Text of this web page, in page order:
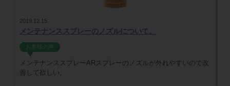
2019.12.15
メンテナンススプレーのノズルについて。
お客様の声
メンテナンススプレーARスプレーのノズルが外れやすいので改
善して欲しい。